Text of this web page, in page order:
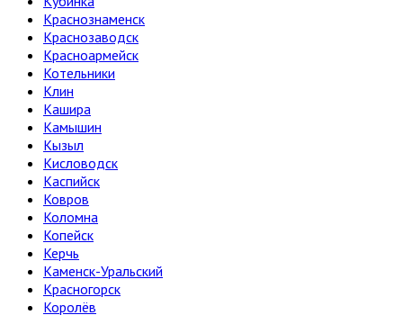
Краснознаменск
Краснозаводск
Красноармейск
Котельники
Клин
Кашира
Камышин
Кызыл
Кисловодск
Каспийск
Ковров
Коломна
Копейск
Керчь
Каменск-Уральский
Красногорск
Королёв